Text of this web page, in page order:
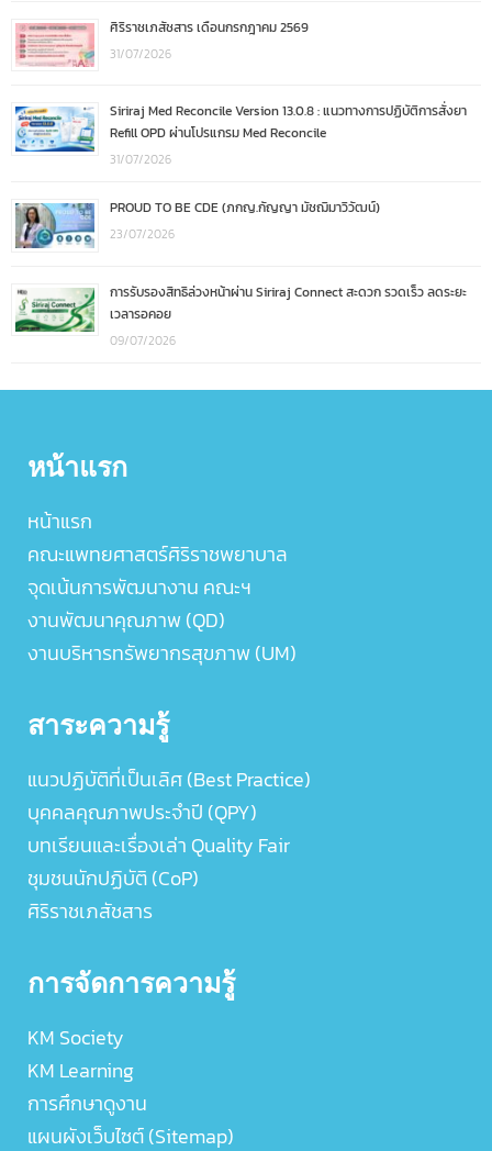
ศิริราชเภสัชสาร เดือนกรกฎาคม 2569
31/07/2026
Siriraj Med Reconcile Version 13.0.8 : แนวทางการปฏิบัติการสั่งยา
Refill OPD ผ่านโปรแกรม Med Reconcile
31/07/2026
PROUD TO BE CDE (ภกญ.กัญญา มัชฌิมาวิวัฒน์)
23/07/2026
การรับรองสิทธิล่วงหน้าผ่าน Siriraj Connect สะดวก รวดเร็ว ลดระยะ
เวลารอคอย
09/07/2026
หน้าแรก
หน้าแรก
คณะแพทยศาสตร์ศิริราชพยาบาล
จุดเน้นการพัฒนางาน คณะฯ
งานพัฒนาคุณภาพ (QD)
งานบริหารทรัพยากรสุขภาพ (UM)
สาระความรู้
แนวปฏิบัติที่เป็นเลิศ (Best Practice)
บุคคลคุณภาพประจำปี (QPY)
บทเรียนและเรื่องเล่า Quality Fair
ชุมชนนักปฏิบัติ (CoP)
ศิริราชเภสัชสาร
การจัดการความรู้
KM Society
KM Learning
การศึกษาดูงาน
แผนผังเว็บไซต์ (Sitemap)